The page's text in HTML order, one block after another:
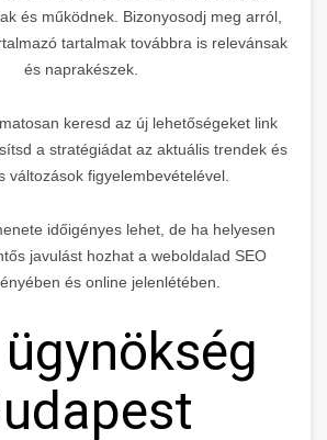
és működnek. Bizonyosodj meg arról,
tartalmak továbbra is relevánsak
és naprakészek.
keresd az új lehetőségeket link
a stratégiádat az aktuális trendek és
változások figyelembevételével.
időigényes lehet, de ha helyesen
javulást hozhat a weboldalad SEO
és online jelenlétében.